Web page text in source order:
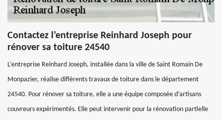
Contactez l’entreprise Reinhard Joseph pour
rénover sa toiture 24540
L’entreprise Reinhard Joseph, installée dans la ville de Saint Romain De
Monpazier, réalise différents travaux de toiture dans le département
24540. Pour rénover sa toiture, elle a une équipe composée d’artisans
couvreurs expérimentés. Elle peut intervenir pour la rénovation partielle